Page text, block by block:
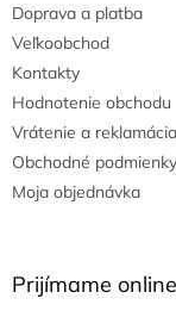
Doprava a platba
Veľkoobchod
Kontakty
Hodnotenie obchodu
Vrátenie a reklamácia
Obchodné podmienky
Moja objednávka
Prijímame